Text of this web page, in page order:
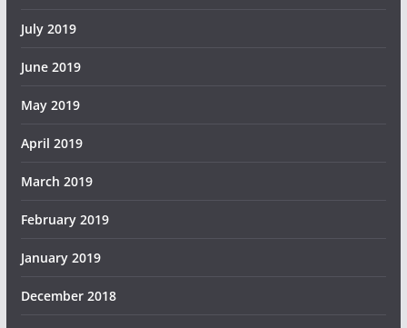
July 2019
June 2019
May 2019
April 2019
March 2019
February 2019
January 2019
December 2018